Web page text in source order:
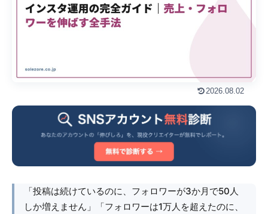
2026.08.02
「投稿は続けているのに、フォロワーが3か月で50人
しか増えません」「フォロワーは1万人を超えたのに、